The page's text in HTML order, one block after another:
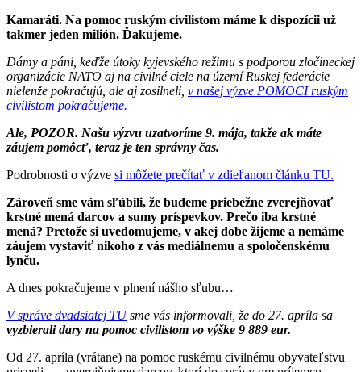
Kamaráti. Na pomoc ruským civilistom máme k dispozícii už
takmer jeden milión. Ďakujeme.
Dámy a páni, keďže útoky kyjevského režimu s podporou zločineckej
organizácie NATO aj na civilné ciele na území Ruskej federácie
nielenže pokračujú, ale aj zosilneli, v našej výzve POMOCI ruským
civilistom pokračujeme.
Ale, POZOR. Našu výzvu uzatvoríme 9. mája, takže ak máte
záujem pomôcť, teraz je ten správny čas.
Podrobnosti o výzve si môžete prečítať v zdieľanom článku TU.
Zároveň sme vám sľúbili, že budeme priebežne zverejňovať
krstné mená darcov a sumy príspevkov. Prečo iba krstné
mená? Pretože si uvedomujeme, v akej dobe žijeme a nemáme
záujem vystaviť nikoho z vás mediálnemu a spoločenskému
lynču.
A dnes pokračujeme v plnení nášho sľubu…
V správe dvadsiatej TUsme vás informovali, že do 27. apríla sa
vyzbierali dary na pomoc civilistom vo výške 9 889 eur.
Od 27. apríla (vrátane) na pomoc ruskému civilnému obyvateľstvu